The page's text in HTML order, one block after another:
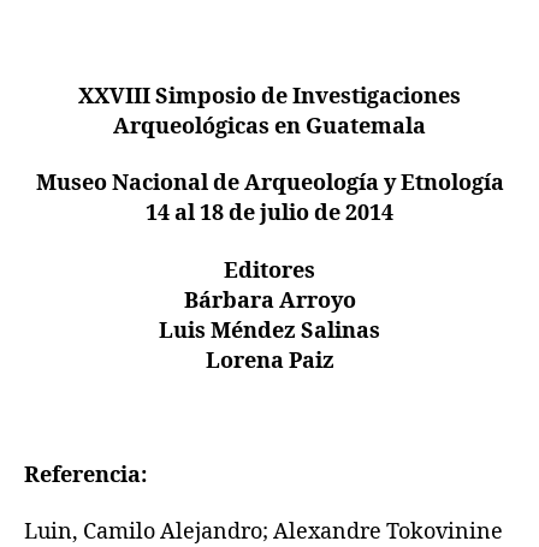
XXVIII Simposio de Investigaciones
Arqueológicas en Guatemala
Museo Nacional de Arqueología y Etnología
14 al 18 de julio de 2014
Editores
Bárbara Arroyo
Luis Méndez Salinas
Lorena Paiz
Referencia:
Luin, Camilo Alejandro; Alexandre Tokovinine